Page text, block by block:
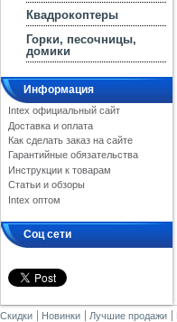
Квадрокоптеры
Горки, песочницы,
домики
Информация
Intex официальный сайт
Доставка и оплата
Как сделать заказ на сайте
Гарантийные обязательства
Инструкции к товарам
Статьи и обзоры
Intex оптом
Соц сети
Скидки Новинки Лучшие продажи